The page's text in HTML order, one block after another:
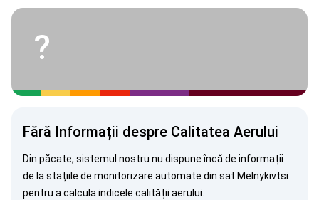
?
Fără Informații despre Calitatea Aerului
Din păcate, sistemul nostru nu dispune încă de informații
de la stațiile de monitorizare automate din sat Melnykivtsi
pentru a calcula indicele calității aerului.